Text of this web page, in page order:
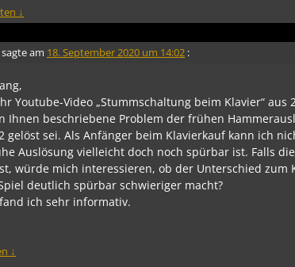
↓
sagte am 18. September 2020 um 14:02 :
Youtube-Video „Stummschaltung beim Klavier“
Ihnen beschriebene Problem der frühen
gelöst sei. Als Anfänger beim Klavierkauf kann ich
Auslösung vielleicht doch noch spürbar ist. Falls
würde mich interessieren, ob der Unterschied zum
deutlich spürbar schwieriger macht?
ich sehr informativ.
↓